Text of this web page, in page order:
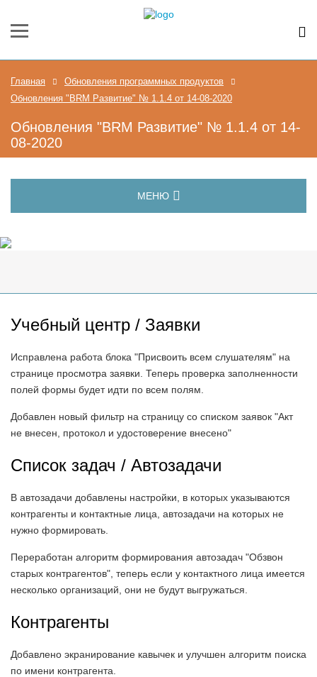
Главная
Обновления программных продуктов
Обновления "BRM Развитие" № 1.1.4 от 14-08-2020
Обновления "BRM Развитие" № 1.1.4 от 14-
08-2020
МЕНЮ
Учебный центр / Заявки
Исправлена работа блока "Присвоить всем слушателям" на
странице просмотра заявки. Теперь проверка заполненности
полей формы будет идти по всем полям.
Добавлен новый фильтр на страницу со списком заявок "Акт
не внесен, протокол и удостоверение внесено"
Список задач / Автозадачи
В автозадачи добавлены настройки, в которых указываются
контрагенты и контактные лица, автозадачи на которых не
нужно формировать.
Переработан алгоритм формирования автозадач "Обзвон
старых контрагентов", теперь если у контактного лица имеется
несколько организаций, они не будут выгружаться.
Контрагенты
Добавлено экранирование кавычек и улучшен алгоритм поиска
по имени контрагента.